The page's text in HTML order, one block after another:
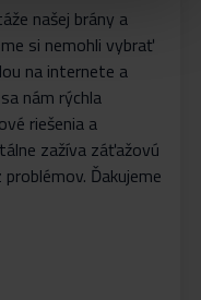
našej brány a
si nemohli vybrať
na internete a
nám rýchla
riešenia a
zažíva záťažovú
Ďakujeme